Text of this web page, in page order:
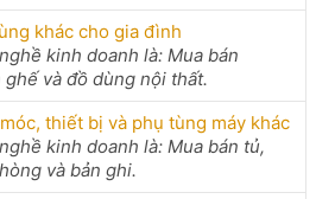
khác cho gia đình
kinh doanh là: Mua bán
và đồ dùng nội thất.
thiết bị và phụ tùng máy khác
kinh doanh là: Mua bán tủ,
và bản ghi.